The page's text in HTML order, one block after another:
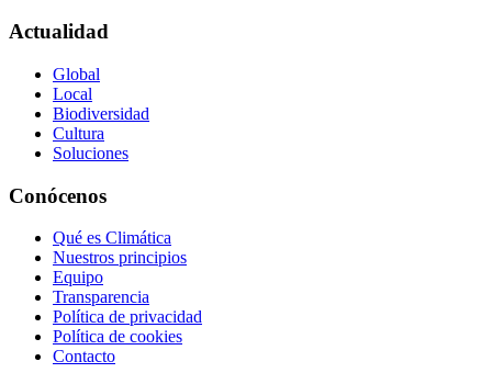
Actualidad
Global
Local
Biodiversidad
Cultura
Soluciones
Conócenos
Qué es Climática
Nuestros principios
Equipo
Transparencia
Política de privacidad
Política de cookies
Contacto